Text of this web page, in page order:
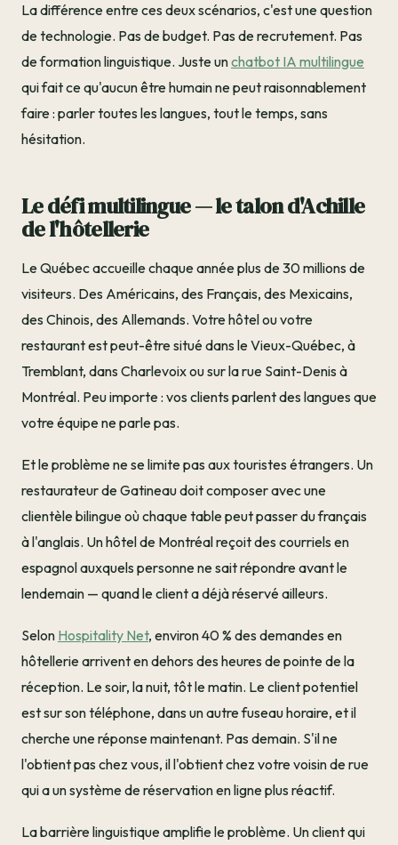
La différence entre ces deux scénarios, c'est une question
de technologie. Pas de budget. Pas de recrutement. Pas
de formation linguistique. Juste unchatbot IA multilingue
qui fait ce qu'aucun être humain ne peut raisonnablement
faire : parler toutes les langues, tout le temps, sans
hésitation.
Le défi multilingue — le talon d'Achille
de l'hôtellerie
Le Québec accueille chaque année plus de 30 millions de
visiteurs. Des Américains, des Français, des Mexicains,
des Chinois, des Allemands. Votre hôtel ou votre
restaurant est peut-être situé dans le Vieux-Québec, à
Tremblant, dans Charlevoix ou sur la rue Saint-Denis à
Montréal. Peu importe : vos clients parlent des langues que
votre équipe ne parle pas.
Et le problème ne se limite pas aux touristes étrangers. Un
restaurateur de Gatineau doit composer avec une
clientèle bilingue où chaque table peut passer du français
à l'anglais. Un hôtel de Montréal reçoit des courriels en
espagnol auxquels personne ne sait répondre avant le
lendemain — quand le client a déjà réservé ailleurs.
Selon Hospitality Net, environ 40 % des demandes en
hôtellerie arrivent en dehors des heures de pointe de la
réception. Le soir, la nuit, tôt le matin. Le client potentiel
est sur son téléphone, dans un autre fuseau horaire, et il
cherche une réponse maintenant. Pas demain. S'il ne
l'obtient pas chez vous, il l'obtient chez votre voisin de rue
qui a un système de réservation en ligne plus réactif.
La barrière linguistique amplifie le problème. Un client qui